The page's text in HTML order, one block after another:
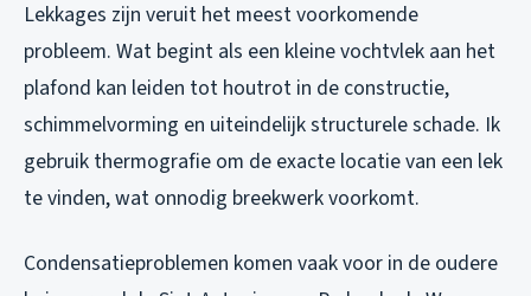
Lekkages zijn veruit het meest voorkomende
probleem. Wat begint als een kleine vochtvlek aan het
plafond kan leiden tot houtrot in de constructie,
schimmelvorming en uiteindelijk structurele schade. Ik
gebruik thermografie om de exacte locatie van een lek
te vinden, wat onnodig breekwerk voorkomt.
Condensatieproblemen komen vaak voor in de oudere